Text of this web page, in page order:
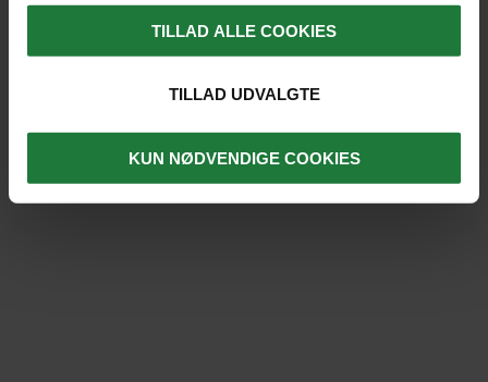
TILLAD ALLE COOKIES
TILLAD UDVALGTE
KUN NØDVENDIGE COOKIES
DET SIGER VORES GÆSTER ...